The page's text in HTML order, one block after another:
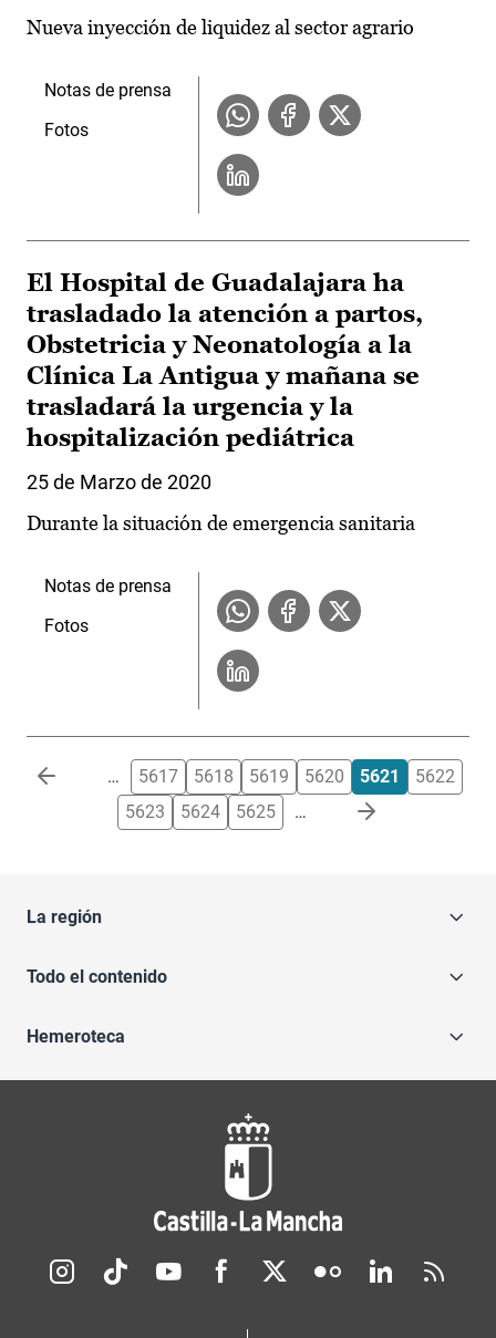
Nueva inyección de liquidez al sector agrario
Notas de prensa
Fotos
El Hospital de Guadalajara ha
trasladado la atención a partos,
Obstetricia y Neonatología a la
Clínica La Antigua y mañana se
trasladará la urgencia y la
hospitalización pediátrica
25 de Marzo de 2020
Durante la situación de emergencia sanitaria
Notas de prensa
Fotos
Paginación … 5617 5618 5619 5620 5621
5622
5623
5624 5625 …
La región
Todo el contenido
Hemeroteca
Redes sociales JCCM